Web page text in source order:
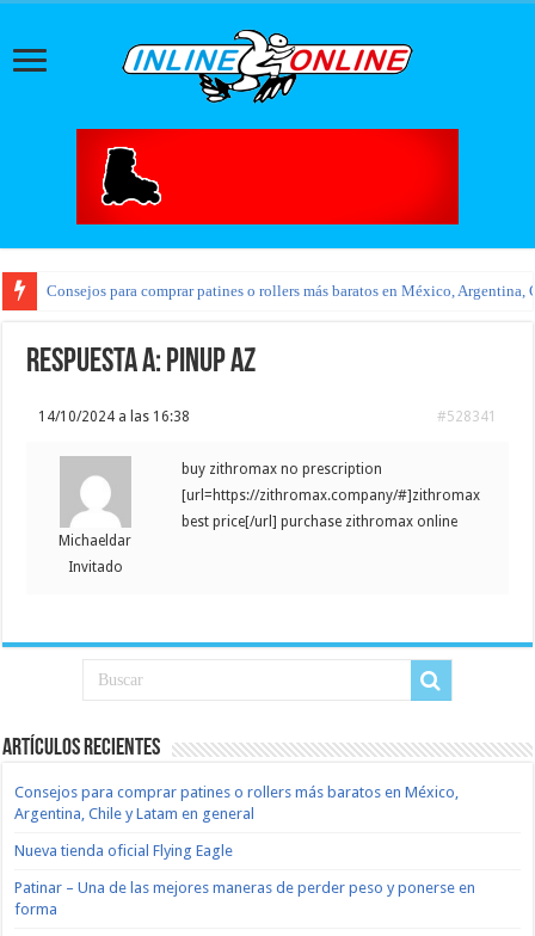
Consejos para comprar patines o rollers más baratos en México, Argentina,
Respuesta a: pinup az
14/10/2024 a las 16:38 #528341
Michaeldar
Invitado
buy zithromax no prescription
[url=https://zithromax.company/#]zithromax
best price[/url] purchase zithromax online
Artículos recientes
Consejos para comprar patines o rollers más baratos en México,
Argentina, Chile y Latam en general
Nueva tienda oficial Flying Eagle
Patinar – Una de las mejores maneras de perder peso y ponerse en
forma